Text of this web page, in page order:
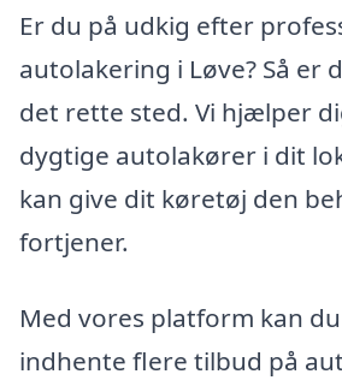
Er du på udkig efter
autolakering i Løve? Så er
det rette sted. Vi hjælper
dygtige autolakører i dit
kan give dit køretøj den
fortjener.
Med vores platform kan
indhente flere tilbud på